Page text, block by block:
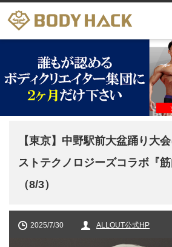
【東京】中野駅前大盆踊り大
ストテクノロジーズコラボ『筋
（8/3）
2025/7/30 ALLOUT公式HP